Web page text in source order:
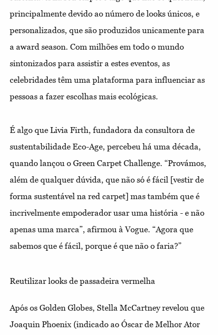
principalmente devido ao número de looks únicos, e
personalizados, que são produzidos unicamente para
a award season. Com milhões em todo o mundo
sintonizados para assistir a estes eventos, as
celebridades têm uma plataforma para influenciar as
pessoas a fazer escolhas mais ecológicas.
É algo que Livia Firth, fundadora da consultora de
sustentabilidade Eco-Age, percebeu há uma década,
quando lançou o Green Carpet Challenge. “Provámos,
além de qualquer dúvida, que não só é fácil [vestir de
forma sustentável na red carpet] mas também que é
incrivelmente empoderador usar uma história - e não
apenas uma marca”, afirmou à Vogue. “Agora que
sabemos que é fácil, porque é que não o faria?”
Reutilizar looks de passadeira vermelha
Após os Golden Globes, Stella McCartney revelou que
Joaquin Phoenix (indicado ao Óscar de Melhor Ator